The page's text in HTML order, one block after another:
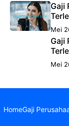
Gaji
Mei
Gaji
Mei
HomeGaji